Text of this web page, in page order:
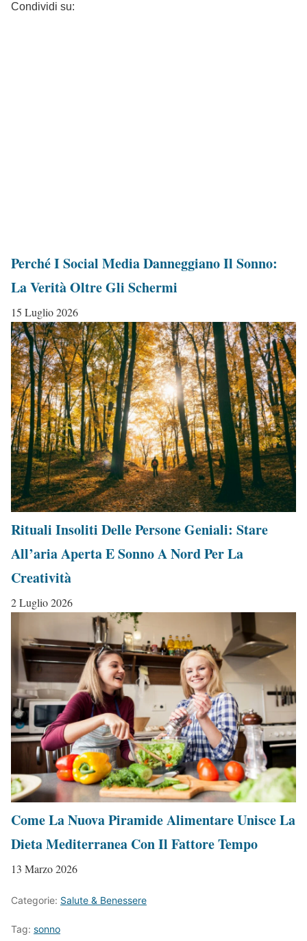
Condividi su:
Perché I Social Media Danneggiano Il Sonno:
La Verità Oltre Gli Schermi
15 Luglio 2026
Rituali Insoliti Delle Persone Geniali: Stare
All’aria Aperta E Sonno A Nord Per La
Creatività
2 Luglio 2026
Come La Nuova Piramide Alimentare Unisce La
Dieta Mediterranea Con Il Fattore Tempo
13 Marzo 2026
Categorie: Salute & Benessere
Tag: sonno